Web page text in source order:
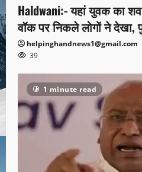
Haldwani:- यहां युवक का शव
वॉक पर निकले लोगों ने
helpinghandnews1@gmail.com
39
1 minute read